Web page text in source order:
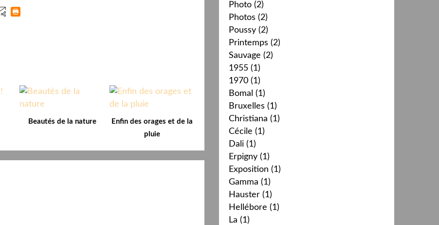
Beautés de la nature
Enfin des orages et de la
pluie
Photo (2)
Photos (2)
Poussy (2)
Printemps (2)
Sauvage (2)
1955 (1)
1970 (1)
Bomal (1)
Bruxelles (1)
Christiana (1)
Cécile (1)
Dali (1)
Erpigny (1)
Exposition (1)
Gamma (1)
Hauster (1)
Hellébore (1)
La (1)